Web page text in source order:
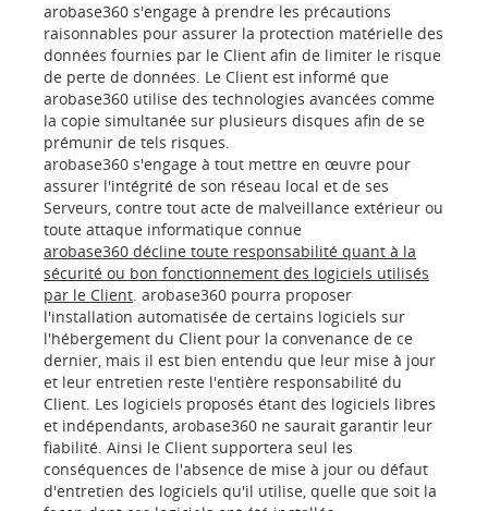
arobase360 s'engage à prendre les précautions
raisonnables pour assurer la protection matérielle des
données fournies par le Client afin de limiter le risque
de perte de données. Le Client est informé que
arobase360 utilise des technologies avancées comme
la copie simultanée sur plusieurs disques afin de se
prémunir de tels risques.
arobase360 s'engage à tout mettre en œuvre pour
assurer l'intégrité de son réseau local et de ses
Serveurs, contre tout acte de malveillance extérieur ou
toute attaque informatique connue
arobase360 décline toute responsabilité quant à la
sécurité ou bon fonctionnement des logiciels utilisés
par le Client. arobase360 pourra proposer
l'installation automatisée de certains logiciels sur
l'hébergement du Client pour la convenance de ce
dernier, mais il est bien entendu que leur mise à jour
et leur entretien reste l'entière responsabilité du
Client. Les logiciels proposés étant des logiciels libres
et indépendants, arobase360 ne saurait garantir leur
fiabilité. Ainsi le Client supportera seul les
conséquences de l'absence de mise à jour ou défaut
d'entretien des logiciels qu'il utilise, quelle que soit la